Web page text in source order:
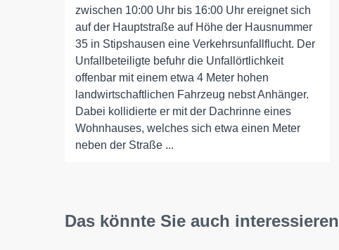
zwischen 10:00 Uhr bis 16:00 Uhr ereignet sich
auf der Hauptstraße auf Höhe der Hausnummer
35 in Stipshausen eine Verkehrsunfallflucht. Der
Unfallbeteiligte befuhr die Unfallörtlichkeit
offenbar mit einem etwa 4 Meter hohen
landwirtschaftlichen Fahrzeug nebst Anhänger.
Dabei kollidierte er mit der Dachrinne eines
Wohnhauses, welches sich etwa einen Meter
neben der Straße ...
Das könnte Sie auch interessieren